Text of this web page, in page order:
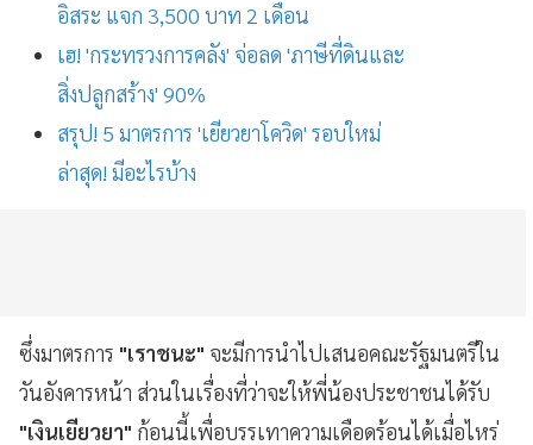
อิสระ แจก 3,500 บาท 2 เดือน
เฮ! 'กระทรวงการคลัง' จ่อลด 'ภาษีที่ดินและ
สิ่งปลูกสร้าง' 90%
สรุป! 5 มาตรการ 'เยียวยาโควิด' รอบใหม่
ล่าสุด! มีอะไรบ้าง
ซึ่งมาตรการ "เราชนะ" จะมีการนำไปเสนอคณะรัฐมนตรีใน
วันอังคารหน้า ส่วนในเรื่องที่ว่าจะให้พี่น้องประชาชนได้รับ
"เงินเยียวยา" ก้อนนี้เพื่อบรรเทาความเดือดร้อนได้เมื่อไหร่